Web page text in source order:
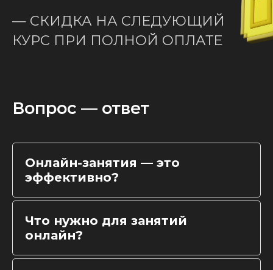
— СКИДКА НА СЛЕДУЮЩИЙ
КУРС ПРИ ПОЛНОЙ ОПЛАТЕ
Вопрос — ответ
Онлайн-занятия — это
эффективно?
Что нужно для занятий
онлайн?